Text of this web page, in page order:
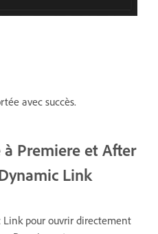
avec succès.
à Premiere et After
Link
Link pour ouvrir directement